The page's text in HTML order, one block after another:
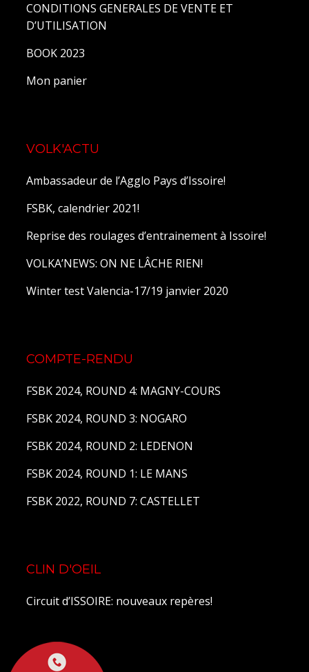
CONDITIONS GENERALES DE VENTE ET
D’UTILISATION
BOOK 2023
Mon panier
VOLK'ACTU
Ambassadeur de l’Agglo Pays d’Issoire!
FSBK, calendrier 2021!
Reprise des roulages d’entrainement à Issoire!
VOLKA’NEWS: ON NE LÂCHE RIEN!
Winter test Valencia-17/19 janvier 2020
COMPTE-RENDU
FSBK 2024, ROUND 4: MAGNY-COURS
FSBK 2024, ROUND 3: NOGARO
FSBK 2024, ROUND 2: LEDENON
FSBK 2024, ROUND 1: LE MANS
FSBK 2022, ROUND 7: CASTELLET
CLIN D'OEIL
Circuit d’ISSOIRE: nouveaux repères!